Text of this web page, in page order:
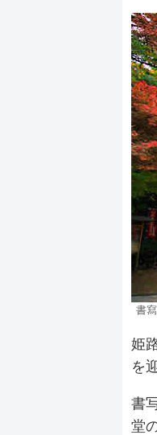
書
姫
を
書
堂